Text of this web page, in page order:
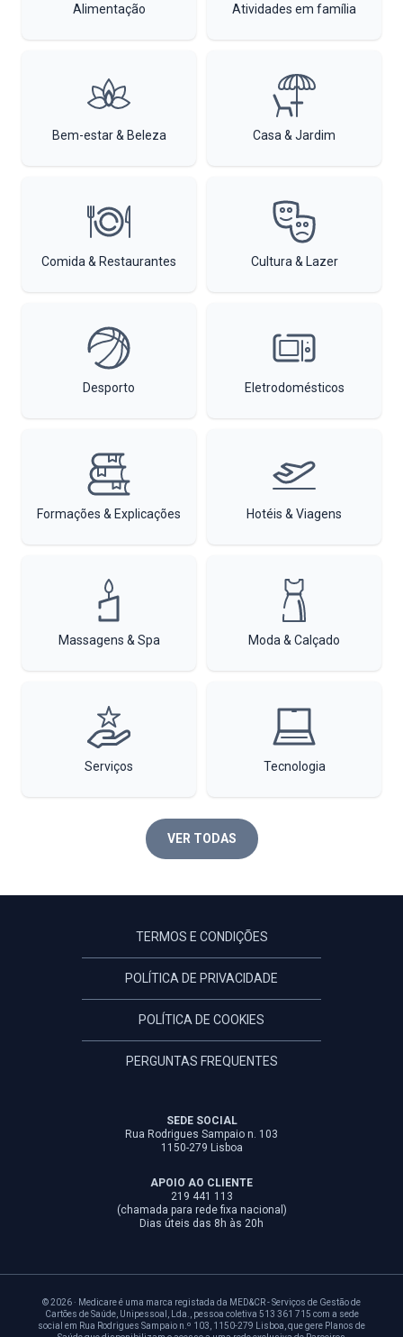
Alimentação Atividades em família
Bem-estar & Beleza Casa & Jardim
Comida & Restaurantes Cultura & Lazer
Desporto Eletrodomésticos
Formações & Explicações Hotéis & Viagens
Massagens & Spa Moda & Calçado
Serviços Tecnologia
VER TODAS
TERMOS E CONDIÇÕES
POLÍTICA DE PRIVACIDADE
POLÍTICA DE COOKIES
PERGUNTAS FREQUENTES
SEDE SOCIAL
Rua Rodrigues Sampaio n. 103
1150-279 Lisboa
APOIO AO CLIENTE
219 441 113
(chamada para rede fixa nacional)
Dias úteis das 8h às 20h
© 2026 · Medicare é uma marca registada da MED&CR - Serviços de Gestão de
Cartões de Saúde, Unipessoal, Lda., pessoa coletiva 513 361 715 com a sede
social em Rua Rodrigues Sampaio n.º 103, 1150-279 Lisboa, que gere Planos de